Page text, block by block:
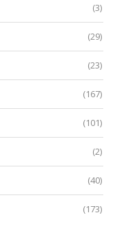
(3)
(29)
(23)
(167)
(101)
(2)
(40)
(173)